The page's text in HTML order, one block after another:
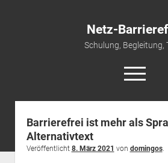
Netz-
Schulung, Begleitung,
open
menu
Start
Barrierefrei ist mehr als
Alternativtext
Veröffentlicht 8. März 2021 von domingos.